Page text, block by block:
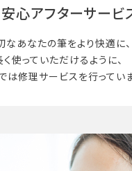
安心アフターサービ
なあなたの筆をより快適に、
く使って いただけるように、
は修理サービスを行っていま